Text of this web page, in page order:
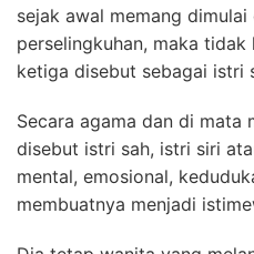
sejak awal memang
perselingkuhan, maka
ketiga disebut sebagai istri
Secara agama dan di mata
disebut istri sah, istri siri
mental, emosional,
membuatnya menjadi